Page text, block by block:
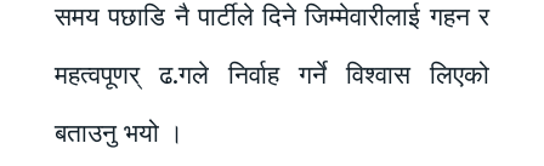
समय पछाडि नै पार्टीले दिने जिम्मेवारीलाई गहन र
महत्वपूणर् ढ.गले निर्वाह गर्ने विश्वास लिएको
बताउनु भयो ।